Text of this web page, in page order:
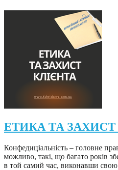
ЕТИКА ТА
Конфедиціальність – головне
можливо, такі, що багато років
в той самий час, виконавши свою